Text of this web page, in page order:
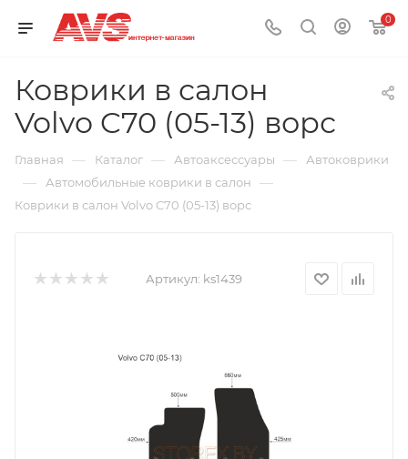
0
Коврики в салон
Volvo C70 (05-13) ворс
Главная — Каталог — Автоаксессуары — Автоковрики
— Автомобильные коврики в салон —
Коврики в салон Volvo C70 (05-13) ворс
Артикул: ks1439